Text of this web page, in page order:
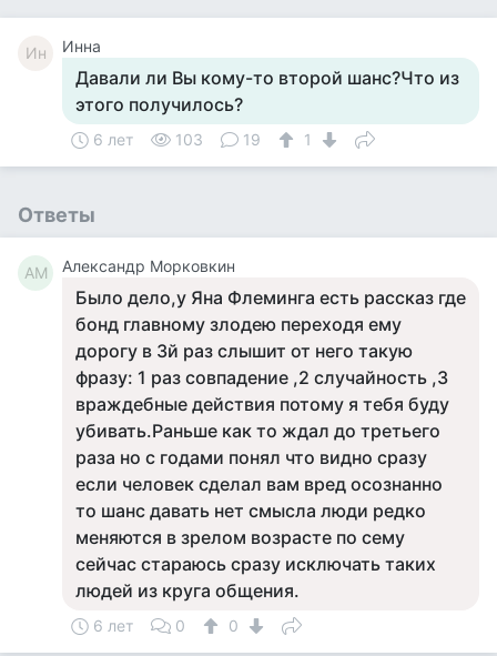
Ин Инна
Давали ли Вы кому-то второй шанс?Что из
этого получилось?
6 лет 103 19 1
Ответы
АМ Александр Морковкин
Было дело,у Яна Флеминга есть рассказ где
бонд главному злодею переходя ему
дорогу в 3й раз слышит от него такую
фразу: 1 раз совпадение ,2 случайность ,3
враждебные действия потому я тебя буду
убивать.Раньше как то ждал до третьего
раза но с годами понял что видно сразу
если человек сделал вам вред осознанно
то шанс давать нет смысла люди редко
меняются в зрелом возрасте по сему
сейчас стараюсь сразу исключать таких
людей из круга общения.
6 лет 0 0